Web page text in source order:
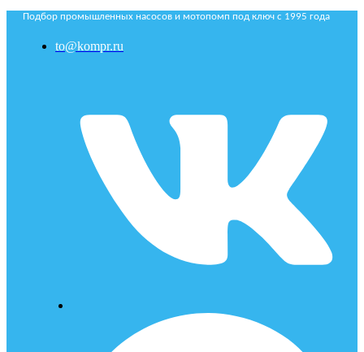
Подбор промышленных насосов и мотопомп под ключ с 1995 года
to@kompr.ru